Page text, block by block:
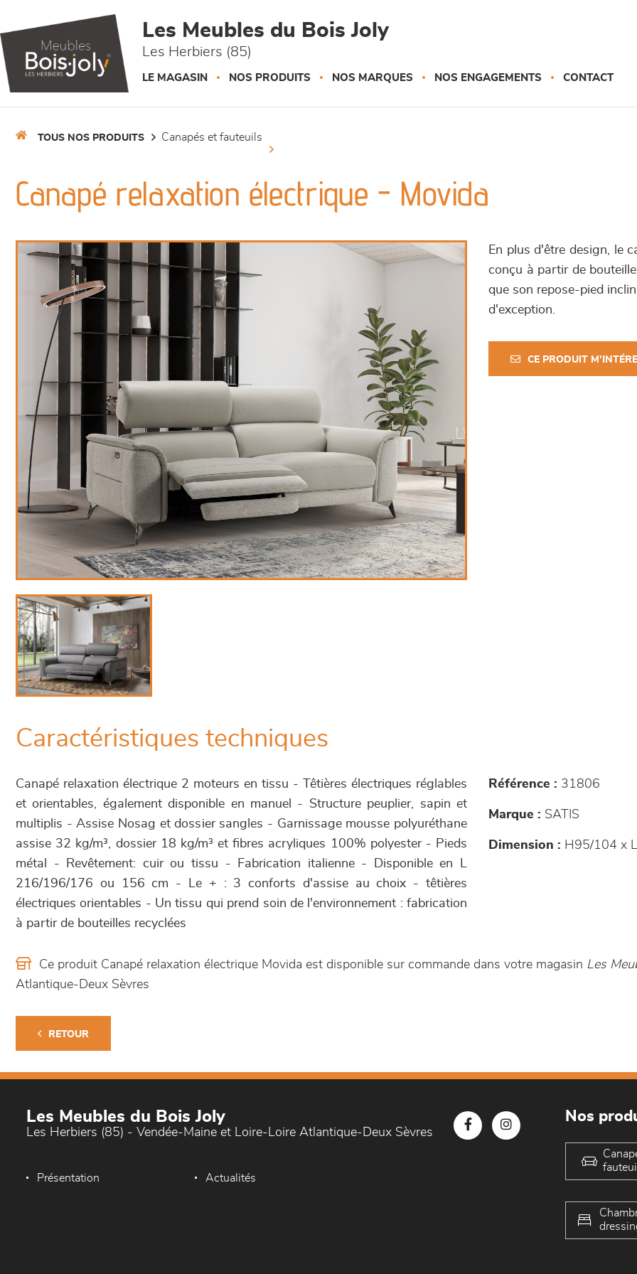
Les Meubles du Bois Joly
Les Herbiers (85)
LE MAGASIN NOS PRODUITS NOS MARQUES NOS ENGAGEMENTS CONTACT
TOUS NOS PRODUITS canapés et fauteuils
Canapé relaxation électrique - Movida
En plus d'être design, le
conçu à partir de
que son repose-pied
d'exception.
CE PRODUIT
Caractéristiques techniques
Canapé relaxation électrique 2 moteurs en tissu - Têtières électriques réglables
et orientables, également disponible en manuel - Structure peuplier, sapin et
multiplis - Assise Nosag et dossier sangles - Garnissage mousse polyuréthane
assise 32 kg/m³, dossier 18 kg/m³ et fibres acryliques 100% polyester - Pieds
métal - Revêtement: cuir ou tissu - Fabrication italienne - Disponible en L
216/196/176 ou 156 cm - Le + : 3 conforts d'assise au choix - têtières
électriques orientables - Un tissu qui prend soin de l'environnement : fabrication
à partir de bouteilles recyclées
Référence : 31806
Marque : SATIS
Dimension : H95/104 x
Ce produit Canapé relaxation électrique Movida est disponible sur commande dans votre magasin Les
Atlantique-Deux Sèvres
RETOUR
Les Meubles du Bois Joly
Les Herbiers (85) - Vendée-Maine et Loire-Loire Atlantique-Deux Sèvres
Présentation Actualités
Nos